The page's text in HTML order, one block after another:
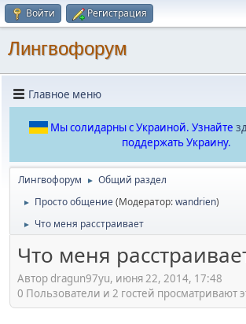
Войти Регистрация
Лингвофорум
Главное меню
Мы солидарны с Украиной. Узнайте
поддержать Украину.
Лингвофорум ► Общий раздел
► Просто общение(Модератор:wandrien)
► Что меня расстраивает
Что меня
Автор dragun97yu, июня 22, 2014, 17:48
0 Пользователи и 2 гостей просматривают